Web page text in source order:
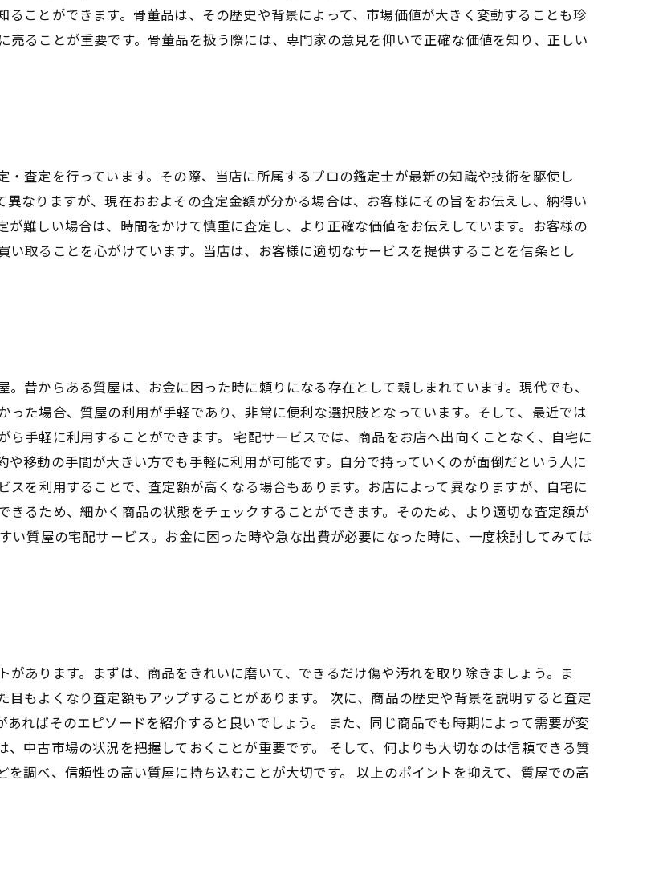
ことができます。骨董品は、その歴史や背景によって、市場価値が大きく変動することも珍
売ることが重要です。骨董品を扱う際には、専門家の意見を仰いで正確な価値を知り、正しい
査定を行っています。その際、当店に所属するプロの鑑定士が最新の知識や技術を駆使し
なりますが、現在おおよその査定金額が分かる場合は、お客様にその旨をお伝えし、納得い
難しい場合は、時間をかけて慎重に査定し、より正確な価値をお伝えしています。お客様の
取ることを心がけています。当店は、お客様に適切なサービスを提供することを信条とし
昔からある質屋は、お金に困った時に頼りになる存在として親しまれています。現代でも、
た場合、質屋の利用が手軽であり、非常に便利な選択肢となっています。そして、最近では
手軽に利用することができます。 宅配サービスでは、商品をお店へ出向くことなく、自宅に
移動の手間が大きい方でも手軽に利用が可能です。自分で持っていくのが面倒だという人に
スを利用することで、査定額が高くなる場合もあります。お店によって異なりますが、自宅に
るため、細かく商品の状態をチェックすることができます。そのため、より適切な査定額が
い質屋の宅配サービス。お金に困った時や急な出費が必要になった時に、一度検討してみては
あります。まずは、商品をきれいに磨いて、できるだけ傷や汚れを取り除きましょう。ま
もよくなり査定額もアップすることがあります。 次に、商品の歴史や背景を説明すると査定
ればそのエピソードを紹介すると良いでしょう。 また、同じ商品でも時期によって需要が変
中古市場の状況を把握しておくことが重要です。 そして、何よりも大切なのは信頼できる質
調べ、信頼性の高い質屋に持ち込むことが大切です。 以上のポイントを抑えて、質屋での高